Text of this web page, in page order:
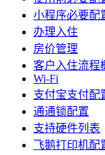
小程序必要配
办理入住
房价管理
客户入住流程
Wi-Fi
支付宝支付配
通通锁配置
支持硬件列表
飞鹅打印机配